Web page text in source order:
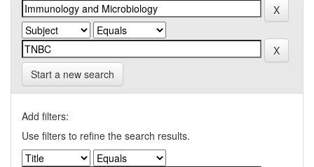
Start a new search
Add filters:
Use filters to refine the search results.